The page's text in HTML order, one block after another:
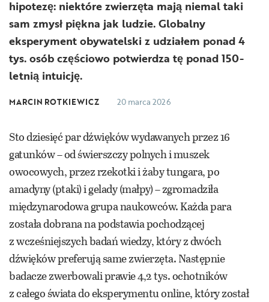
hipotezę: niektóre zwierzęta mają niemal taki
sam zmysł piękna jak ludzie. Globalny
eksperyment obywatelski z udziałem ponad 4
tys. osób częściowo potwierdza tę ponad 150-
letnią intuicję.
MARCIN ROTKIEWICZ 20 marca 2026
Sto dziesięć par dźwięków wydawanych przez 16
gatunków – od świerszczy polnych i muszek
owocowych, przez rzekotki i żaby tungara, po
amadyny (ptaki) i gelady (małpy) – zgromadziła
międzynarodowa grupa naukowców. Każda para
została dobrana na podstawia pochodzącej
z wcześniejszych badań wiedzy, który z dwóch
dźwięków preferują same zwierzęta. Następnie
badacze zwerbowali prawie 4,2 tys. ochotników
z całego świata do eksperymentu online, który został